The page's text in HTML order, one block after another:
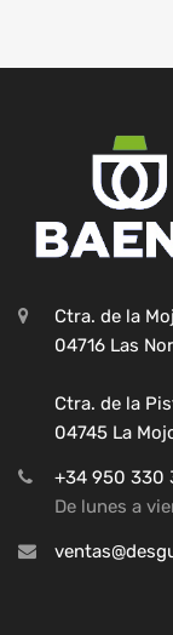
Ctra. de la
04716 Las
Ctra. de la
04745 La
+34 950 330
De lunes a